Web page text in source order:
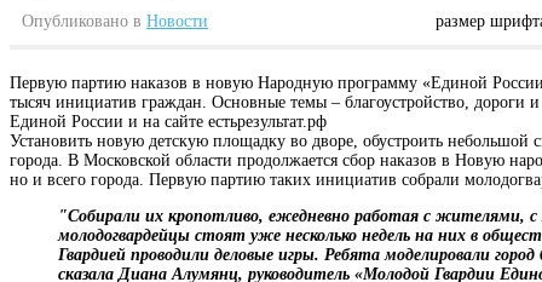
Опубликовано в Новости размер
Первую партию наказов в новую Народную программу «Единой
тысяч инициатив граждан. Основные темы – благоустройство,
Единой России и на сайте естьрезультат.рф
Установить новую детскую площадку во дворе, обустроить небольшой
города. В Московской области продолжается сбор наказов в Новую
но и всего города. Первую партию таких инициатив собрали
"Собирали их кропотливо, ежедневно работая с жителями,
молодогвардейцы стоят уже несколько недель на них в
Гвардией проводили деловые игры. Ребята моделировали
сказала Диана Алумянц, руководитель «Молодой Гвардии